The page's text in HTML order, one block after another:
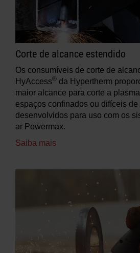
Corte de alcance estendido
Os consumíveis de corte de
HyAccess® da Hypertherm
maior alcance para corte a
espaços confinados ou difíceis de
desenvolvidos para uso com os
ar Powermax.
Saiba mais